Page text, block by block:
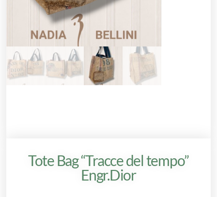
Tote Bag “Tracce del tempo”
Engr.Dior